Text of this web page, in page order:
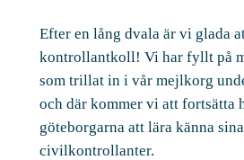
Efter en lång dvala är vi glada
kontrollantkoll! Vi har fyllt på
som trillat in i vår mejlkorg
och där kommer vi att fortsätta
göteborgarna att lära känna
civilkontrollanter.